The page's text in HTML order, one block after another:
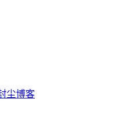
尘博客